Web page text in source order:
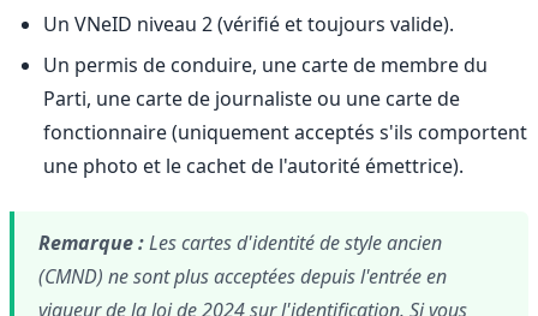
Un VNeID niveau 2 (vérifié et toujours valide).
Un permis de conduire, une carte de membre du
Parti, une carte de journaliste ou une carte de
fonctionnaire (uniquement acceptés s'ils comportent
une photo et le cachet de l'autorité émettrice).
Remarque :Les cartes d'identité de style ancien
(CMND) ne sont plus acceptées depuis l'entrée en
vigueur de la loi de 2024 sur l'identification. Si vous